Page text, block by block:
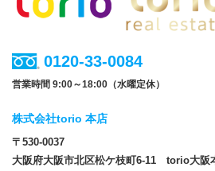
0120-33-0084
営業時間 9:00～18:00（水曜定休）
株式会社torio 本店
〒530-0037
大阪府大阪市北区松ケ枝町6-11 torio大阪